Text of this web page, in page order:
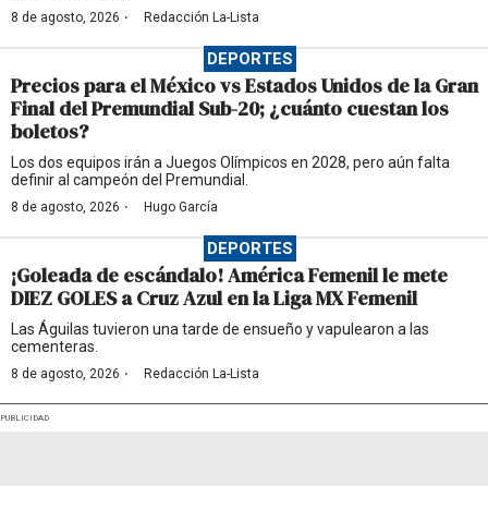
8 de agosto, 2026 · Redacción La-Lista
DEPORTES
Precios para el México vs Estados Unidos de la Gran
Final del Premundial Sub-20; ¿cuánto cuestan los
boletos?
Los dos equipos irán a Juegos Olímpicos en 2028, pero aún falta
definir al campeón del Premundial.
8 de agosto, 2026 · Hugo García
DEPORTES
¡Goleada de escándalo! América Femenil le mete
DIEZ GOLES a Cruz Azul en la Liga MX Femenil
Las Águilas tuvieron una tarde de ensueño y vapulearon a las
cementeras.
8 de agosto, 2026 · Redacción La-Lista
PUBLICIDAD